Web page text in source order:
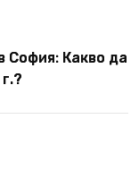
София: Какво да